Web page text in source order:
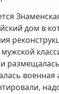
дом в
военная